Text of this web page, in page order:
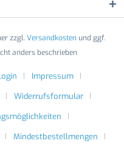
zzgl.Versandkostenund ggf.
anders beschrieben
Impressum
Widerrufsformular
Mindestbestellmengen